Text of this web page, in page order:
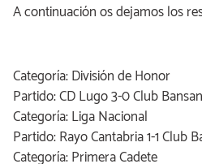
A continuación os dejamos los
Categoría: División de Honor
Partido: CD Lugo 3-0 Club
Categoría: Liga Nacional
Partido: Rayo Cantabria 1-1 Club
Categoría: Primera Cadete